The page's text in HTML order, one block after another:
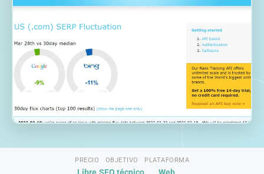
PRECIO
Libre
OBJETIVO
SEO técnico
PLATAFORMA
Web